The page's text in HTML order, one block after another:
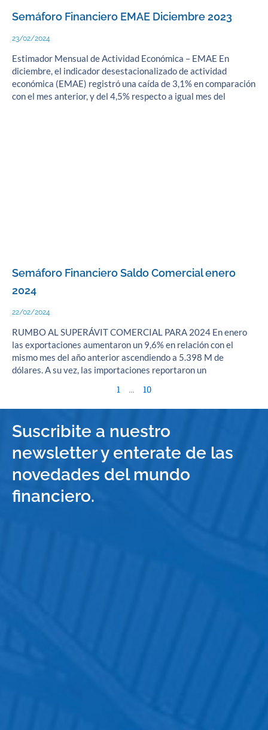
Semáforo Financiero EMAE Diciembre 2023
23/02/2024
Estimador Mensual de Actividad Económica – EMAE En
diciembre, el indicador desestacionalizado de actividad
económica (EMAE) registró una caída de 3,1% en comparación
con el mes anterior, y del 4,5% respecto a igual mes del
Semáforo Financiero Saldo Comercial enero
2024
22/02/2024
RUMBO AL SUPERÁVIT COMERCIAL PARA 2024 En enero
las exportaciones aumentaron un 9,6% en relación con el
mismo mes del año anterior ascendiendo a 5.398 M de
dólares. A su vez, las importaciones reportaron un
1 … 10
Suscribite a nuestro
newsletter y enterate de las
novedades del mundo
financiero.